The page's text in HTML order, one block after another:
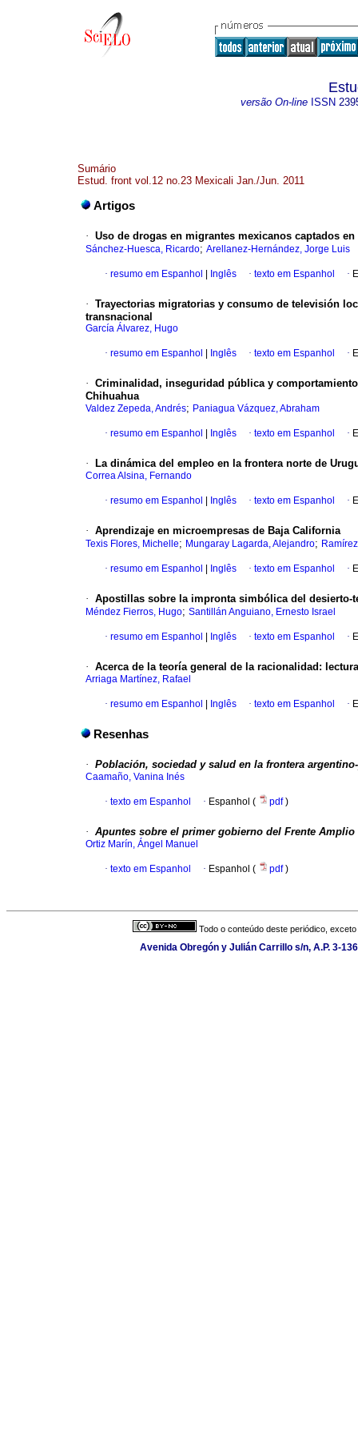
versão On-line ISSN
Sumário
Estud. front vol.12 no.23 Mexicali Jan./Jun. 2011
Artigos
· Uso de drogas en migrantes mexicanos captados
Sánchez-Huesca, Ricardo; Arellanez-Hernández, Jorge Luis
· resumo em Espanhol Inglês · texto em Espanhol ·
· Trayectorias migratorias y consumo de televisión
transnacional
García Álvarez, Hugo
· resumo em Espanhol Inglês · texto em Espanhol ·
· Criminalidad, inseguridad pública y
Chihuahua
Valdez Zepeda, Andrés; Paniagua Vázquez, Abraham
· resumo em Espanhol Inglês · texto em Espanhol ·
· La dinámica del empleo en la frontera norte de
Correa Alsina, Fernando
· resumo em Espanhol Inglês · texto em Espanhol ·
· Aprendizaje en microempresas de Baja California
Texis Flores, Michelle; Mungaray Lagarda, Alejandro;
· resumo em Espanhol Inglês · texto em Espanhol ·
· Apostillas sobre la impronta simbólica del
Méndez Fierros, Hugo; Santillán Anguiano, Ernesto Israel
· resumo em Espanhol Inglês · texto em Espanhol ·
· Acerca de la teoría general de la racionalidad:
Arriaga Martínez, Rafael
· resumo em Espanhol Inglês · texto em Espanhol ·
Resenhas
· Población, sociedad y salud en la frontera
Caamaño, Vanina Inés
· texto em Espanhol · Espanhol ( pdf)
· Apuntes sobre el primer gobierno del Frente Amplio
Ortiz Marín, Ángel Manuel
· texto em Espanhol · Espanhol ( pdf)
Todo o conteúdo deste periódico,
Avenida Obregón y Julián Carrillo s/n, A.P. 3-